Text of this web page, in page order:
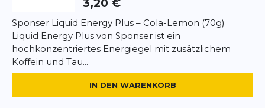
Energie: 1170kJ (275kcal)
Fett: 0g – davon gesättigt: 0g
Kohlenhydrate: 68g – davon Zucker: 21g
Eiweiß: 0g
Salz: 0,6g
Anwendung:
3,20 €
Sponser Liquid Energy Plus – Cola-Lemon (70g)
Liquid Energy Plus von Sponser ist ein
hochkonzentriertes Energiegel mit zusätzlichem
Koffein und Tau...
IN DEN WARENKORB